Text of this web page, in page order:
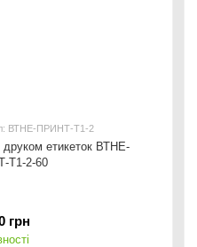
ВТНЕ-ПРИНТ-Т1-2
друком етикеток ВТНЕ-
Т1-2-60
грн